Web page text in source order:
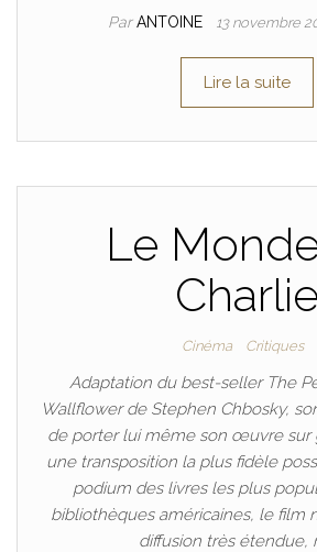
ParANTOINE 13 novembre
Lire la suite
Le
Charlie
Cinéma Critiques
Adaptation du best-seller The
Wallflower de Stephen Chbosky,
de porter lui même son œuvre sur
une transposition la plus fidèle
podium des livres les plus
bibliothèques américaines, le film
diffusion très étendue,